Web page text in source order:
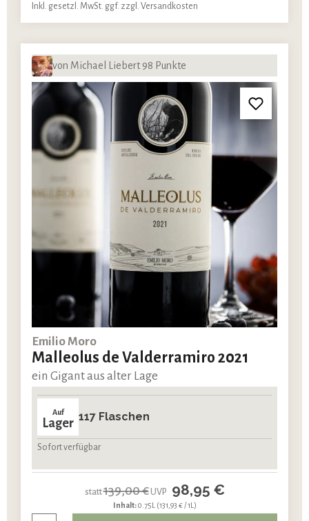
Inkl. gesetzl. MwSt. ggf. zzgl. Versandkosten
von Michael Liebert 98 Punkte
Emilio Moro
Malleolus de Valderramiro 2021
ein Gigant aus alter Lage
Auf
Lager 117 Flaschen
Sofort verfügbar
statt139,00 €UVP 98,95 €
Inhalt:0.75L (131,93 € / 1L)